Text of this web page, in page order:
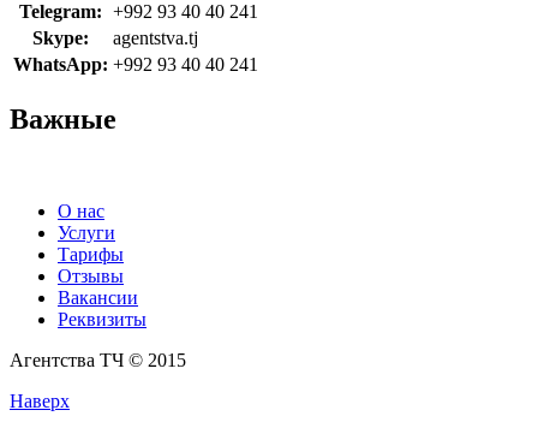
Telegram: +992 93 40 40 241
Skype:
agentstva.tj
WhatsApp: +992 93 40 40 241
Важные
О нас
Услуги
Тарифы
Отзывы
Вакансии
Реквизиты
Агентства ТЧ © 2015
Наверх